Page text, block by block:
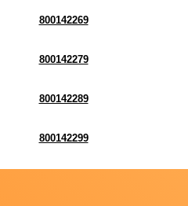
800142269
800142279
800142289
800142299